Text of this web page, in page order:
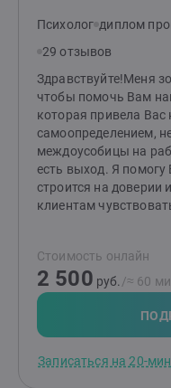
Психолог диплом
29 отзывов
Здравствуйте!Меня
чтобы помочь Вам
которая привела
самоопределением,
междоусобицы на
есть выход. Я
строится на доверии
клиентам
деле уже знаете, как
проведу Вас по
индивидуальна, и,
неукоснительно
Стоимость онлайн
2 500 руб. /≈ 60
Записаться на 20-